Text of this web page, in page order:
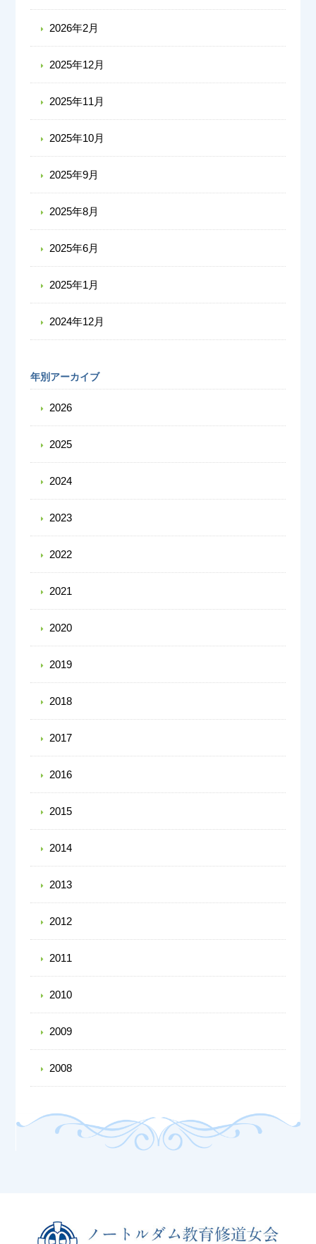
2026年2月
2025年12月
2025年11月
2025年10月
2025年9月
2025年8月
2025年6月
2025年1月
2024年12月
年別アーカイブ
2026
2025
2024
2023
2022
2021
2020
2019
2018
2017
2016
2015
2014
2013
2012
2011
2010
2009
2008